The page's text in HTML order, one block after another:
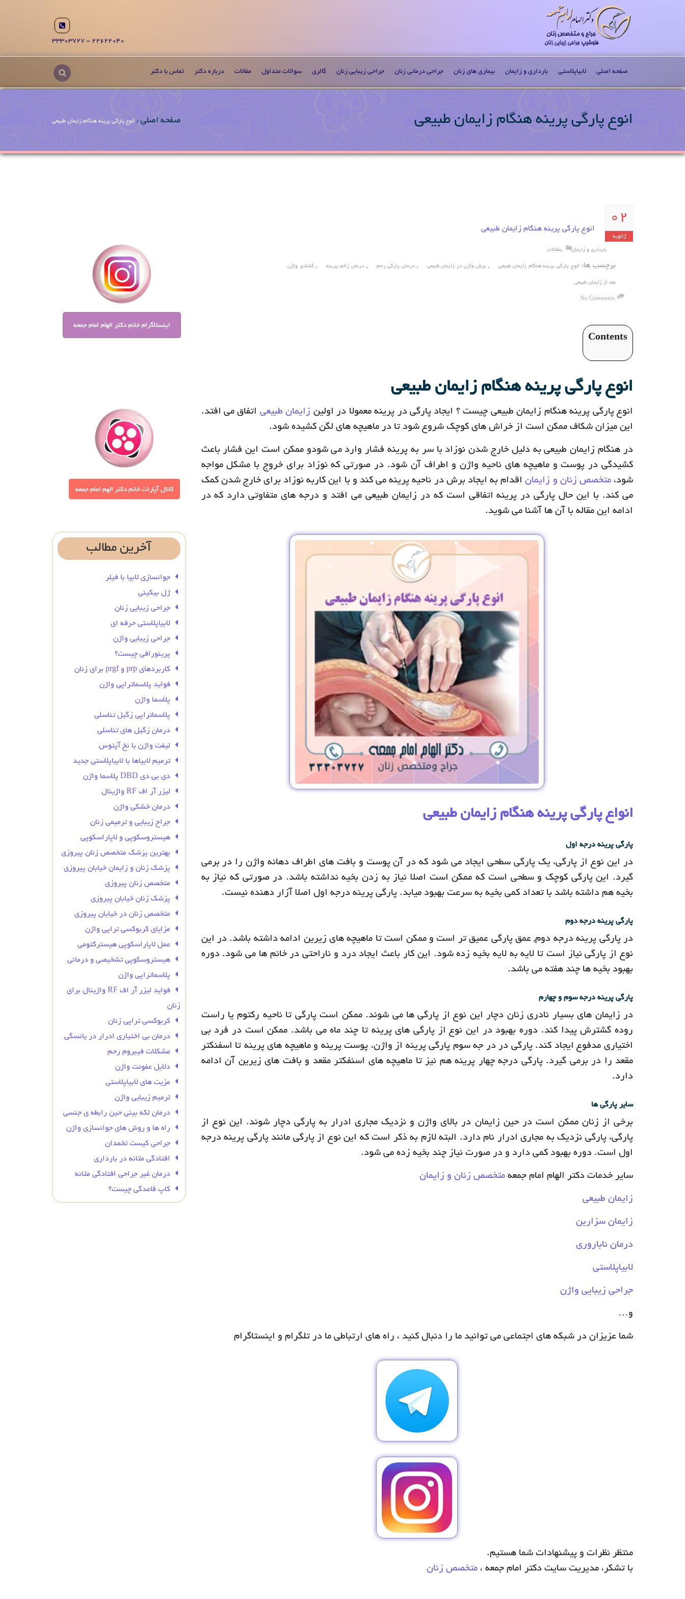
22622040 - 33303727
صفحه اصلی لابیاپلاستی بارداری و زایمان بیماری های زنان جراحی درمانی زنان جراحی زیبایی زنان گالری سوالات متداول مقالات درباره دکتر تماس با دکتر
انوع پار‌گی پرینه هنگام زایمان طبیعی صفحه اصلی / انوع پار‌گی پرینه هنگام زایمان طبیعی
02
ژانویه
انوع پار‌گی پرینه هنگام زایمان طبیعی
بارداری و زایمان ,مقالات
برچسب ها: انوع پار‌گی پرینه هنگام زایمان طبیعی , برش واژن در زایمان طبیعی ,درمان پارگی رحم ,درمان زخم پرینه , گشادی واژن
بعد از زایمان طبیعی
No Comments
Contents
انوع پار‌گی پرینه هنگام زایمان طبیعی
انوع پار‌گی پرینه هنگام زایمان طبیعی چیست ؟ ایجاد پارگی در پرینه معمولا در اولین زایمان طبیعی اتفاق می افتد.
این میزان شکاف ممکن است از خراش های کوچک شروع شود تا در ماهیچه های لگن کشیده شود.
در هنگام زایمان طبیعی به دلیل خارج شدن نوزاد با سر به پرینه فشار وارد می شودو ممکن است این فشار باعث
کشیدگی در پوست و ماهیچه های ناحیه واژن و اطراف آن شود. در صورتی که نوزاد برای خروج با مشکل مواجه
شود،متخصص زنان و زایماناقدام به ایجاد برش در ناحیه پرینه می کند و با این کاربه نوزاد برای خارج شدن کمک
می کند. با این حال پارگی در پرینه اتفاقی است که در زایمان طبیعی می افتد و درجه های متفاوتی دارد که در
ادامه این مقاله با آن ها آشنا می شوید.
انواع پارگی پرینه هنگام زایمان طبیعی
پارگی پرینه درجه اول
در این نوع از پارگی، یک پارگی سطحی ایجاد می شود که در آن پوست و بافت های اطراف دهانه واژن را در برمی
گیرد. این پارگی کوچک و سطحی است که ممکن است اصلا نیاز به زدن بخیه نداشته باشد. در صورتی که نیاز به
بخیه هم داشته باشد با تعداد کمی بخیه به سرعت بهبود میابد. پارگی پرینه درجه اول اصلا آزار دهنده نیست.
پارگی پرینه درجه دوم
در پارگی پرینه درجه دوم, عمق پارگی عمیق تر است و ممکن است تا ماهیچه های زیرین ادامه داشته باشد. در این
نوع از پارگی نیاز است تا لایه به لایه بخیه زده شود. این کار باعث ایجاد درد و ناراحتی در خانم ها می شود. دوره
بهبود بخیه ها چند هفته می باشد.
پارگی پرینه درجه سوم و چهارم
در زایمان های بسیار نادری زنان دچار این نوع از پارگی ها می شوند. ممکن است پارگی تا ناحیه رکتوم یا راست
روده گشترش پیدا کند. دوره بهبود در این نوع از پارگی های پرینه تا چند ماه می باشد. ممکن است در فرد بی
اختیاری مدفوع ایجاد کند. پارگی در در جه سوم پارگی پرینه از واژن، پوست پرینه و ماهیچه های پرینه تا اسفنکتر
مقعد را در برمی گیرد. پارگی درجه چهار پرینه هم نیز تا ماهیچه های اسنفکتر مقعد و بافت های زیرین آن ادامه
دارد.
سایر پارگی ها
برخی از زنان ممکن است در حین زایمان در بالای واژن و نزدیک مجاری ادرار به پارگی دچار شوند. این نوع از
پارگی، پارگی نزدیک به مجاری ادرار نام دارد. البته لازم به ذکر است که این نوع از پارگی مانند پارگی پرینه درجه
اول است. دوره بهبود کمی دارد و در صورت نیاز چند بخیه زده می شود.
سایر خدمات دکتر الهام امام جمعه متخصص زنان و زایمان
زایمان طبیعی
زایمان سزارین
درمان ناباروری
لابیاپلاستی
جراحی زیبایی واژن
و…
شما عزیزان در شبکه های اجتماعی می توانید ما را دنبال کنید ، راه های ارتباطی ما در تلگرام و اینستاگرام
منتظر نظرات و پیشنهادات شما هستیم.
با تشکر، مدیریت سایت دکتر امام جمعه ، متخصص زنان
آخرین مطالب
جوانسازی لابیا با فیلر
ژل بیکینی
جراحی زیبایی زنان
لابیاپلاستی حرفه ای
جراحی زیبایی واژن
پرینورافی چیست؟
کاربردهای prp و prgf برای زنان
فواید پلاسماتراپی واژن
پلاسما واژن
پلاسماتراپی زگیل تناسلی
درمان زگیل‌ های تناسلی
لیفت واژن با نخ آپتوس
ترمیم لابیاها با لابیاپلاستی جدید
دی بی دی DBD پلاسما واژن
لیزر آر اف RF واژینال
درمان خشکی واژن
جراح زیبایی و ترمیمی زنان
هیستروسکوپی و لاپاراسکوپی
بهترین پزشک متخصص زنان پیروزی
پزشک زنان و زایمان خیابان پیروزی
متخصص زنان پیروزی
پزشک زنان خیابان پیروزی
متخصص زنان در خیابان پیروزی
مزایای کربوکسی تراپی واژن
عمل لاپاراسکوپی هیسترکتومی
هیستروسکوپی تشخیصی و درمانی
پلاسماتراپی واژن
فواید لیزر آر اف RF واژینال برای
زنان
کربوکسی تراپی زنان
درمان بی‌ اختیاری ادرار در یائسگی
مشکلات فیبروم رحم
دلایل عفونت واژن
مزیت های لابیاپلاستی
ترمیم زیبایی واژن
درمان لکه بینی حین رابطه ی جنسی
راه ها و روش های جوانسازی واژن
جراحی کیست تخمدان
افتادگی مثانه در بارداری
درمان غیر جراحی افتادگی مثانه
کاپ قاعدگی چیست؟